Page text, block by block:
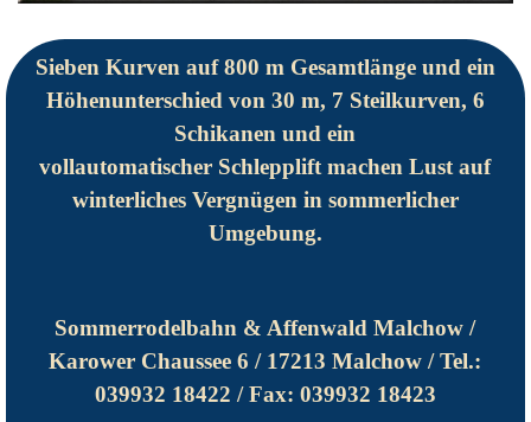
Sieben Kurven auf 800 m Gesamtlänge und ein
Höhenunterschied von 30 m, 7 Steilkurven, 6
Schikanen und ein
vollautomatischer Schlepplift machen Lust auf
winterliches Vergnügen in sommerlicher
Umgebung.
Sommerrodelbahn & Affenwald Malchow /
Karower Chaussee 6/ 17213 Malchow / Tel.:
039932 18422 / Fax: 039932 18423